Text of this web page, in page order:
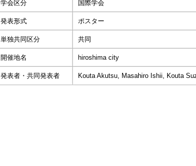
学会区分 国際学会
発表形式 ポスター
単独共同区分 共同
開催地名 hiroshima city
発表者・共同発表者 Kouta Akutsu, Masahiro Ishii, Kouta